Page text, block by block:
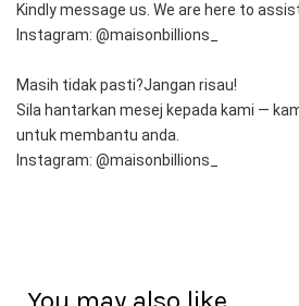
Kindly message us. We are here to
Instagram: @maisonbillions_
Masih tidak pasti?Jangan risau!
Sila hantarkan mesej kepada kami —
untuk membantu anda.
Instagram: @maisonbillions_